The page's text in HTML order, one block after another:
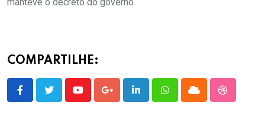
manteve o decreto do governo.
COMPARTILHE:
YoutubeGoogle+LinkedInWhatsappCloud